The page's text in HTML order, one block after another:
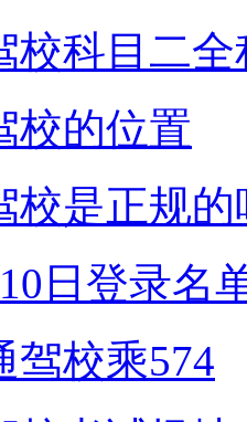
校科目二全
校的位置
校是正规的
日登录名
驾校乘574